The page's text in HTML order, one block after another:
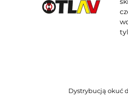
Dystrybucją okuć